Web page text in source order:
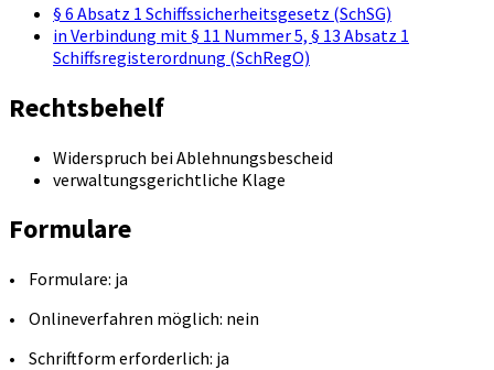
§ 6 Absatz 1 Schiffssicherheitsgesetz (SchSG)
in Verbindung mit § 11 Nummer 5, § 13 Absatz 1
Schiffsregisterordnung (SchRegO)
Rechtsbehelf
Widerspruch bei Ablehnungsbescheid
verwaltungsgerichtliche Klage
Formulare
• Formulare: ja
• Onlineverfahren möglich: nein
• Schriftform erforderlich: ja